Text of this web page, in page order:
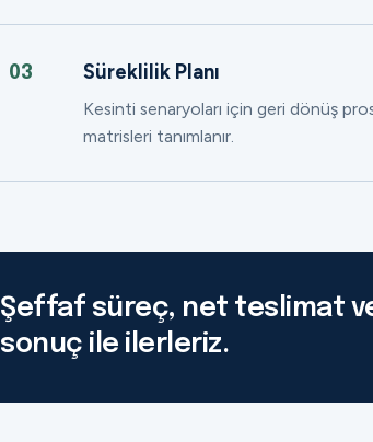
03 Süreklilik Planı
Kesinti senaryoları için geri dönüş
matrisleri tanımlanır.
Şeffaf süreç, net teslimat
sonuç ile ilerleriz.